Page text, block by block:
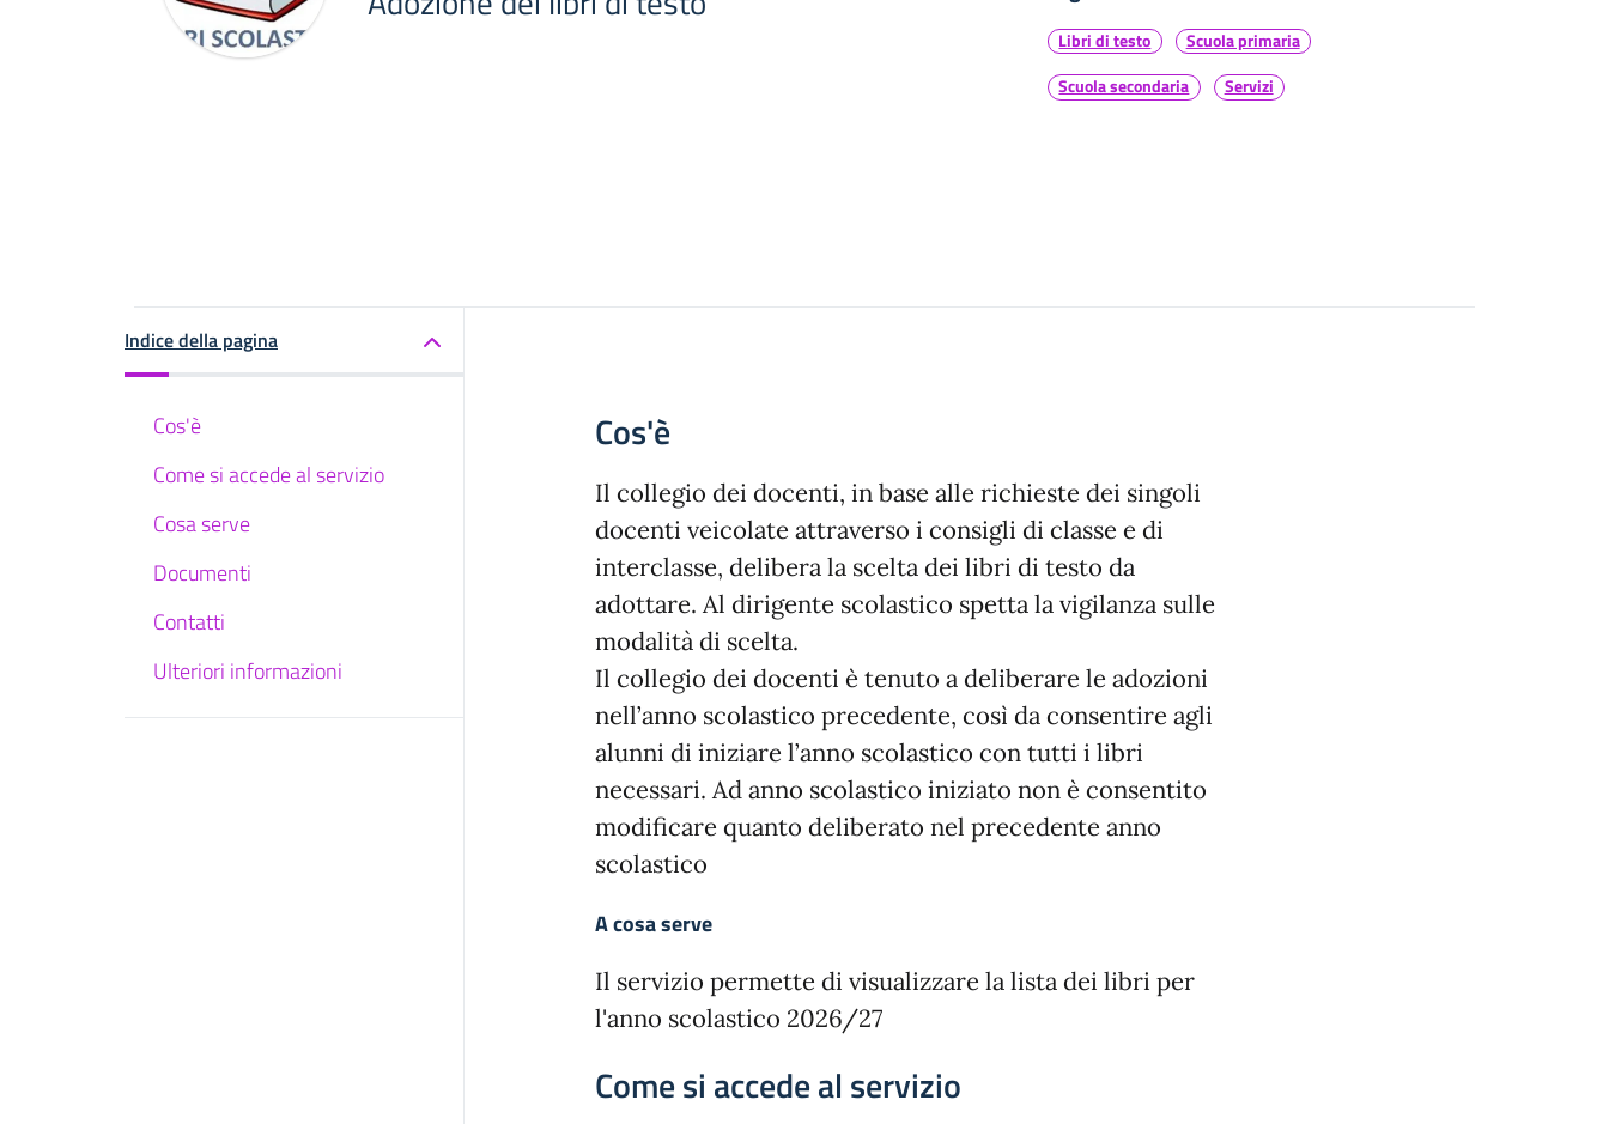
Libri di testo
Scuola primaria
Scuola secondaria
Servizi
Indice della pagina
Cos'è
Come si accede al servizio
Cosa serve
Documenti
Contatti
Ulteriori informazioni
Cos'è
Il collegio dei docenti, in base alle richieste dei singoli
docenti veicolate attraverso i consigli di classe e di
interclasse, delibera la scelta dei libri di testo da
adottare. Al dirigente scolastico spetta la vigilanza sulle
modalità di scelta.
Il collegio dei docenti è tenuto a deliberare le adozioni
nell’anno scolastico precedente, così da consentire agli
alunni di iniziare l’anno scolastico con tutti i libri
necessari. Ad anno scolastico iniziato non è consentito
modificare quanto deliberato nel precedente anno
scolastico
A cosa serve
Il servizio permette di visualizzare la lista dei libri per
l'anno scolastico 2026/27
Come si accede al servizio